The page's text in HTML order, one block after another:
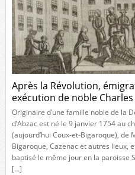
Après la Révolution,
exécution de noble Charles
Originaire d’une famille noble de la
d’Abzac est né le 9 janvier 1754 au
(aujourd’hui Coux-et-Bigaroque), de
Bigaroque, Cazenac et autres lieux,
baptisé le même jour en la paroisse
[…]